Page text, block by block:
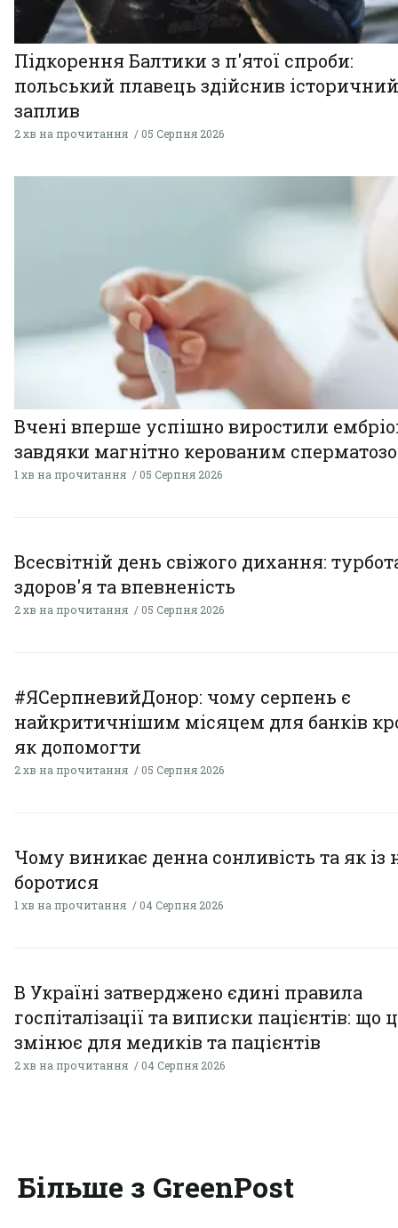
Підкорення Балтики з п'ятої спроби:
польський плавець здійснив історичний
заплив
2 хв на прочитання 05 Серпня 2026
Вчені вперше успішно виростили
завдяки магнітно керованим
1 хв на прочитання 05 Серпня 2026
Всесвітній день свіжого дихання:
здоров'я та впевненість
2 хв на прочитання 05 Серпня 2026
#ЯСерпневийДонор: чому серпень є
найкритичнішим місяцем для банків
як допомогти
2 хв на прочитання 05 Серпня 2026
Чому виникає денна сонливість та як із
боротися
1 хв на прочитання 04 Серпня 2026
В Україні затверджено єдині правила
госпіталізації та виписки пацієнтів: що
змінює для медиків та пацієнтів
2 хв на прочитання 04 Серпня 2026
Більше з GreenPost